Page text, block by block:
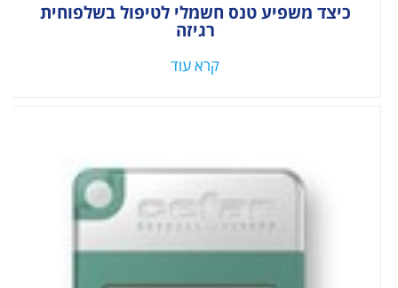
כיצד משפיע טנס חשמלי לטיפול בשלפוחית
רגיזה
קרא עוד